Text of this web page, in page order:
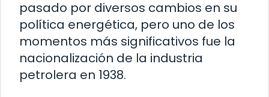
pasado por diversos cambios en su
política energética, pero uno de los
momentos más significativos fue la
nacionalización de la industria
petrolera en 1938.